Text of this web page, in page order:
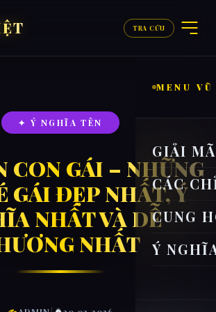
TRA CỨU
MENU VŨ
GIẢI
CÁC
CUNG
Ý
✦ Ý NGHĨA TÊN
CON GÁI – NHỮNG
GÁI ĐẸP NHẤT, Ý
NHẤT VÀ DỄ
NHẤT